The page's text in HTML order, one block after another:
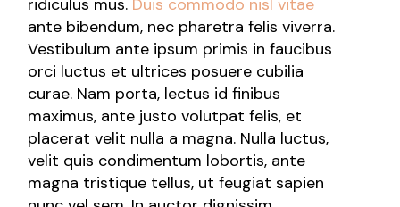
ridiculus mus. Duis commodo nisl vitae
ante bibendum, nec pharetra felis viverra.
Vestibulum ante ipsum primis in faucibus
orci luctus et ultrices posuere cubilia
curae. Nam porta, lectus id finibus
maximus, ante justo volutpat felis, et
placerat velit nulla a magna. Nulla luctus,
velit quis condimentum lobortis, ante
magna tristique tellus, ut feugiat sapien